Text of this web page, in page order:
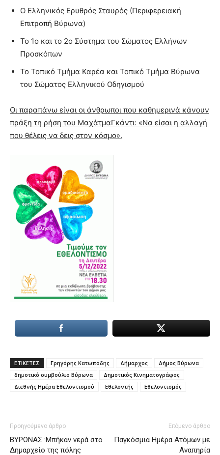
O Ελληνικός Ερυθρός Σταυρός (Περιφερειακή
Επιτροπή Βύρωνα)
To 1ο και το 2ο Σύστημα του Σώματος Ελλήνων
Προσκόπων
Το Τοπικό Τμήμα Καρέα και Τοπικό Τμήμα Βύρωνα
του Σώματος Ελληνικού Οδηγισμού
Οι παραπάνω είναι οι άνθρωποι που καθημερινά κάνουν
πράξη τη ρήση του ΜαχάτμαΓκάντι: «Να είσαι η αλλαγή
που θέλεις να δεις στον κόσμο».
ΕΤΙΚΕΤΕΣ Γρηγόρης Κατωπόδης Δήμαρχος
Δήμος Βύρωνα
δημοτικό συμβούλιο Βύρωνα
Δημοτικός Κινηματογράφος
Διεθνής Ημέρα Εθελοντισμού
Εθελοντής Εθελοντισμός
Προηγούμενο άρθρο
ΒΥΡΩΝΑΣ :Μπήκαν νερά στο
Δημαρχείο της πόλης
Επόμενο άρθρο
Παγκόσμια Ημέρα Ατόμων με
Αναπηρία